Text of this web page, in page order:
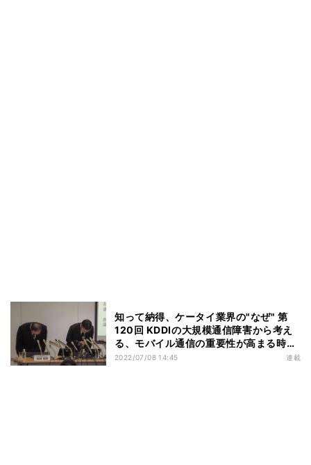
知って納得、ケータイ業界の"なぜ" 第
120回 KDDIの大規模通信障害から考え
る、モバイル通信の重要性が高まる時代
の“備え”
2022/07/08 14:45 連載